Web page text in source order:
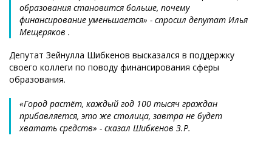
образования становится больше, почему
финансирование уменьшается» - спросил депутат Илья
Мещеряков .
Депутат Зейнулла Шибкенов высказался в поддержку
своего коллеги по поводу финансирования сферы
образования.
«Город растёт, каждый год 100 тысяч граждан
прибавляется, это же столица, завтра не будет
хватать средств» - сказал Шибкенов З.Р.